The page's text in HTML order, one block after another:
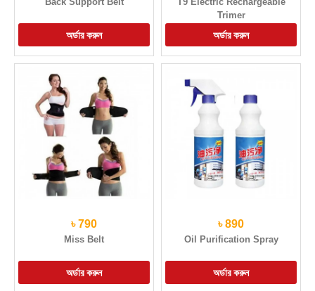
Trimer
৳ 790
Miss Belt
৳ 890
Oil Purification Spray